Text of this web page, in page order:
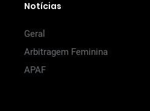
Notícias
Geral
Arbitragem Feminina
APAF